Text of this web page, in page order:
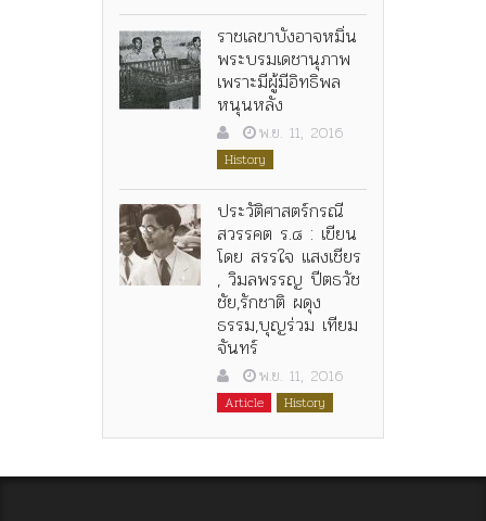
ราชเลขาบังอาจหมิ่น
พระบรมเดชานุภาพ
เพราะมีผู้มีอิทธิพล
หนุนหลัง
พ.ย. 11, 2016
History
ประวัติศาสตร์กรณี
สวรรคต ร.๘ : เขียน
โดย สรรใจ แสงเชียร
, วิมลพรรญ ปีตธวัช
ชัย,รักชาติ ผดุง
ธรรม,บุญร่วม เทียม
จันทร์
พ.ย. 11, 2016
Article History